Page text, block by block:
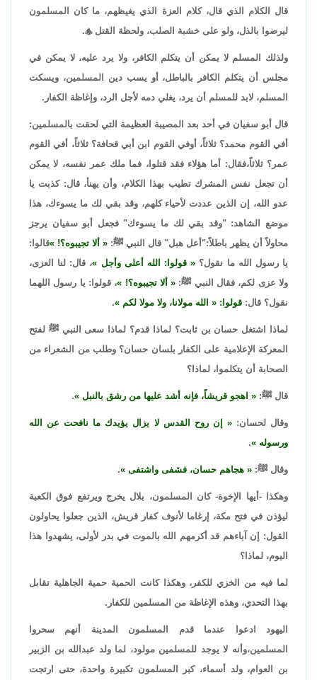
قال الكلام الذي قال، كلام العزة الذي يغيظهم، ما كان المسلمون
ليرضوا بالذل، ولو على خشبة الصلب، ولحظة القتل
.
ولذلك المسلم لا يمكن أن يتكلم الكافر، ولا يرد عليه، لا يمكن في
مجلس أن يتكلم الكافر بالباطل، أو يسب دين المسلمين، ويسكت
المسلم، لابد للمسلم أن يرد، يغلي دمه لأجل الرد، وإغاظة الكفار.
قال أبو سفيان في أحد بعد المصيبة العظيمة التي لحقت بالمسلمين:
أفي القوم محمد؟ ثلاثاً، أوفي القوم ابن أبي قحافة؟ ثلاثاً، أفي القوم
عمر؟ ثلاثاً،فقال: أما هؤلاء فقد قتلوا، فما ملك عمر نفسه، لا يمكن
أن تجعل نفس المشرك تطيب بهذا الكلام، وأن يهنأ، قال: كذبت يا
عدو الله، إن الذين عددت لأحياء كلهم، وقد بقي لك ما يسوءك، هذا
موضع الشاهد: "وقد بقي لك ما يسوءك" فجعل أبو سفيان يرجز
محاولاً أن يظهر باطلاً:"أعل هبل" قال النبي ﷺ:
ألا تجيبوه؟!
قالوا:
يا رسول الله ما نقول؟
قولوا: الله أعلى وأجل
، قال: لنا العزى،
ولا عزى لكم، فقال النبي ﷺ:
ألا تجيبوه؟!
، قولوا: يا رسول اللهما
نقول؟ قال: قولوا: الله مولانا، ولا مولا لكم .
لماذا اشتغل حسان بن ثابت؟ لماذا قدم؟ لماذا سعى النبي ﷺ لفتح
المعركة الإعلامية على الكفار بلسان حسان؟ وطلب من الشعراء من
الصحابة أن يتكلموا، لماذا؟
قال ﷺ: اهجو قريشاً، فإنه أشد عليها من رشق بالنبل .
وقال لحسان:
إن روح القدس لا يزال يؤيدك ما نافحت عن الله
ورسوله
.
وقال ﷺ: هجاهم حسان، فشفى واشتفى .
وهكذا -أيها الإخوة- كان المسلمون، بلال يخرج ويرتفع فوق الكعبة
ليؤذن في فتح مكة، إرغاما لأنوف كفار قريش، الذين جعلوا يحاولون
القول: إن آباءهم قد أكرمهم الله بالموت في بدر لأولى، يشهدوا هذا
اليوم، لماذا؟
لما فيه من الخزي للكفر، وهكذا كانت الحمية حمية الجاهلية تقابل
بهذا التحدي، وهذه الإغاظة من المسلمين للكفار.
اليهود ادعوا عندما قدم المسلمون المدينة أنهم سحروا
المسلمين،وأنه لا يوجد للمسلمين مولود، لما ولد عبدالله بن الزبير
بن العوام، ولد أسماء، كبر المسلمون تكبيرة واحدة، حتى ارتجت